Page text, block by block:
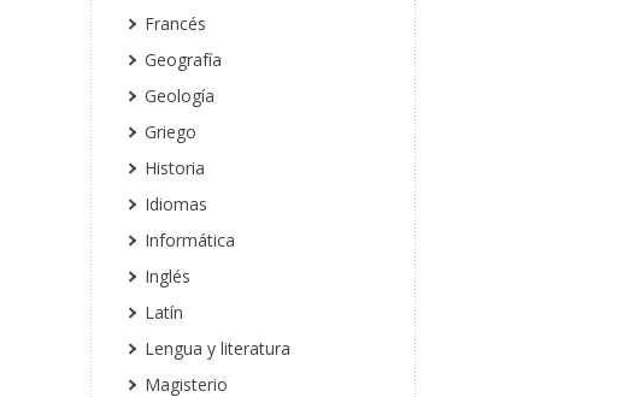
Francés
Geografía
Geología
Griego
Historia
Idiomas
Informática
Inglés
Latín
Lengua y literatura
Magisterio